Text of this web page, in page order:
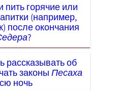
горячие или
(например,
после окончания
?
рассказывать об
законы Песаха
ночь